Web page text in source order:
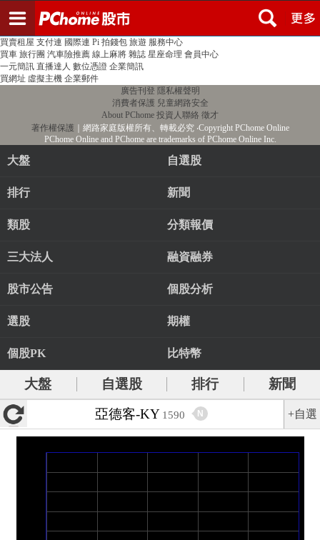
PChome首頁 線上購物 24h購物 書店
買賣租屋 支付連 國際連 Pi 拍錢包 旅遊 服務中心
買車 旅行團 汽車險推薦 線上麻將 雜誌 星座命理 會員中心
一元簡訊 直播達人 數位憑證 企業簡訊
買網址 虛擬主機 企業郵件
廣告刊登 隱私權聲明
消費者保護 兒童網路安全
About PChome 投資人聯絡 徵才
著作權保護 ｜網路家庭版權所有、轉載必究‧Copyright PChome Online
PChome Online and PChome are trademarks of PChome Online Inc.
大盤 自選股
排行 新聞
類股 分類報價
三大法人 融資融券
股市公告 個股分析
選股 期權
個股PK 比特幣
大盤 自選股 排行
新聞
亞德客-KY 1590 N +自選